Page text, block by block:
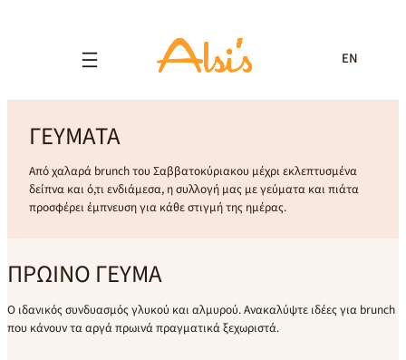
EN
ΓΕΥΜΑΤΑ
Από χαλαρά brunch του Σαββατοκύριακου μέχρι εκλεπτυσμένα
δείπνα και ό,τι ενδιάμεσα, η συλλογή μας με γεύματα και πιάτα
προσφέρει έμπνευση για κάθε στιγμή της ημέρας.
ΠΡΩΙΝΟ ΓΕΥΜΑ
Ο ιδανικός συνδυασμός γλυκού και αλμυρού. Ανακαλύψτε ιδέες για brunch
που κάνουν τα αργά πρωινά πραγματικά ξεχωριστά.